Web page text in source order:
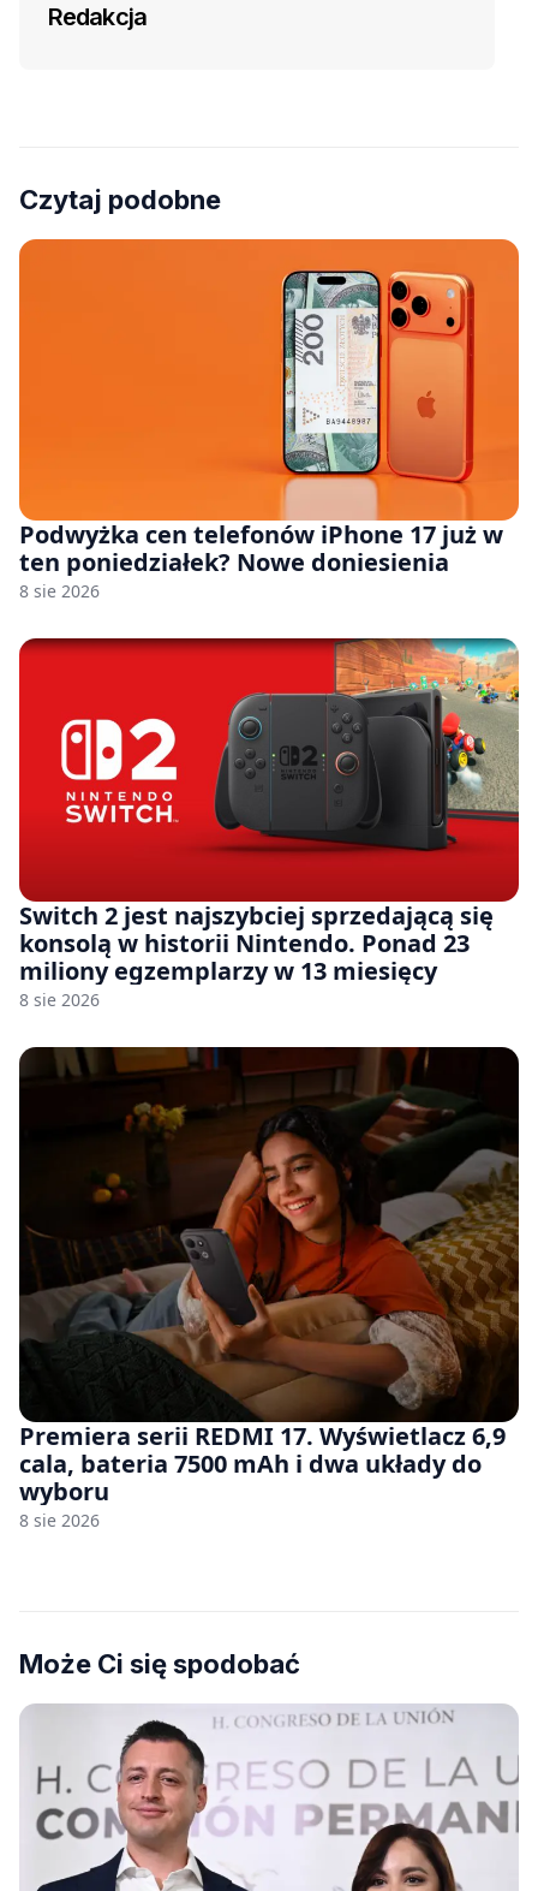
Redakcja
Czytaj podobne
Podwyżka cen telefonów iPhone 17 już w
ten poniedziałek? Nowe doniesienia
8 sie 2026
Switch 2 jest najszybciej sprzedającą się
konsolą w historii Nintendo. Ponad 23
miliony egzemplarzy w 13 miesięcy
8 sie 2026
Premiera serii REDMI 17. Wyświetlacz 6,9
cala, bateria 7500 mAh i dwa układy do
wyboru
8 sie 2026
Może Ci się spodobać